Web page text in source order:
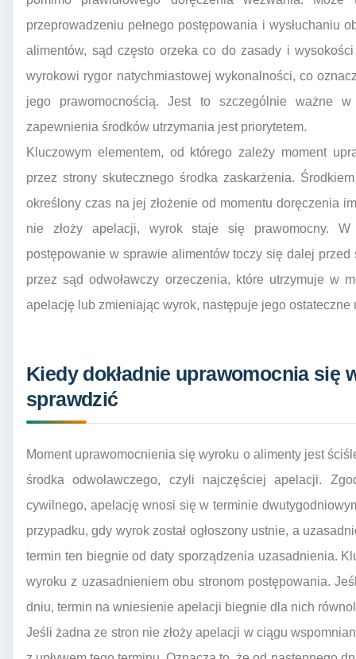
przeprowadzeniu pełnego postępowania i wysłuchaniu
alimentów, sąd często orzeka co do zasady i
wyrokowi rygor natychmiastowej wykonalności, co
jego prawomocnością. Jest to szczególnie ważne
zapewnienia środków utrzymania jest priorytetem.
Kluczowym elementem, od którego zależy moment
przez strony skutecznego środka zaskarżenia.
określony czas na jej złożenie od momentu doręczenia
nie złoży apelacji, wyrok staje się prawomocny.
postępowanie w sprawie alimentów toczy się dalej
przez sąd odwoławczy orzeczenia, które utrzymuje w
apelację lub zmieniając wyrok, następuje jego ostateczne
Kiedy dokładnie uprawomocnia się
sprawdzić
Moment uprawomocnienia się wyroku o alimenty jest
środka odwoławczego, czyli najczęściej apelacji.
cywilnego, apelację wnosi się w terminie
przypadku, gdy wyrok został ogłoszony ustnie, a
termin ten biegnie od daty sporządzenia uzasadnienia.
wyroku z uzasadnieniem obu stronom postępowania.
dniu, termin na wniesienie apelacji biegnie dla nich
Jeśli żadna ze stron nie złoży apelacji w ciągu